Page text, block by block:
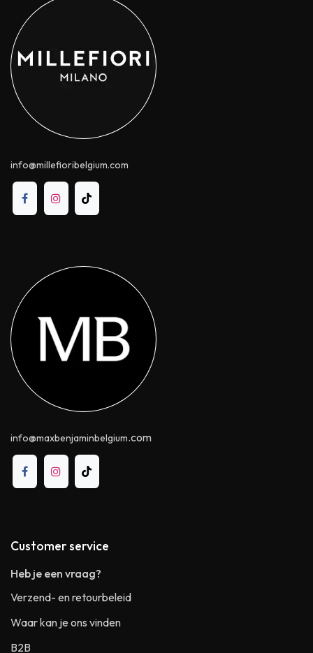
info@millefioribelgium.com
info@maxbenjaminbelgium.com
Customer service
Heb je een vraag?
Verzend- en retourbeleid
Waar kan je ons vinden
B2B